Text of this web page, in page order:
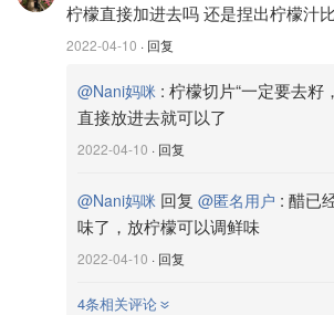
准备配料：
柠檬直接加进去吗 还是捏出柠檬汁
2022-04-10 · 回复
@Nani妈咪 : 柠檬切片“一定要去籽
直接放进去就可以了
2022-04-10 · 回复
@Nani妈咪 回复 @匿名用户 : 醋已
味了，放柠檬可以调鲜味
2022-04-10 · 回复
4条相关评论